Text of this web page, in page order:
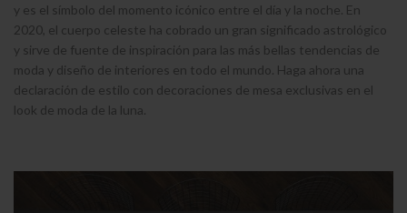
y es el símbolo del momento icónico entre el día y la noche. En
2020, el cuerpo celeste ha cobrado un gran significado astrológico
y sirve de fuente de inspiración para las más bellas tendencias de
moda y diseño de interiores en todo el mundo. Haga ahora una
declaración de estilo con decoraciones de mesa exclusivas en el
look de moda de la luna.